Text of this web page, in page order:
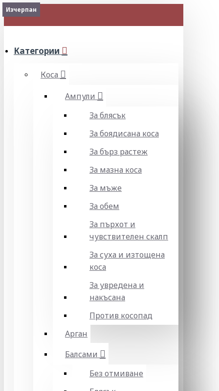
МЕНЮ
Категории
Коса
Ампули
За блясък
За боядисана коса
За бърз растеж
За мазна коса
За мъже
За обем
За пърхот и
чувствителен скалп
За суха и изтощена
коса
За увредена и
накъсана
Против косопад
Арган
Балсами
Без отмиване
2-3 Days
Изчерпан
Изчерпан